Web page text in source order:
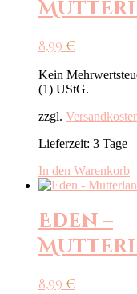
8,99 €
Kein
(1) UStG.
zzgl.
Lieferzeit: 3 Tage
In den Warenkorb
Eden –
8,99 €